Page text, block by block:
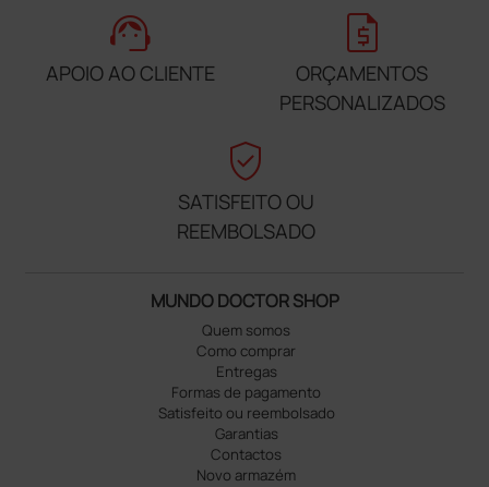
support_agent
APOIO AO CLIENTE
request_quote
ORÇAMENTOS
PERSONALIZADOS
verified_user
SATISFEITO OU
REEMBOLSADO
MUNDO DOCTOR SHOP
Quem somos
Como comprar
Entregas
Formas de pagamento
Satisfeito ou reembolsado
Garantias
Contactos
Novo armazém